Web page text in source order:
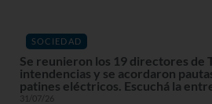
SOCIEDAD
Se reunieron los 19 directores de
intendencias y se acordaron
patines eléctricos. Escuchá la
31/07/26